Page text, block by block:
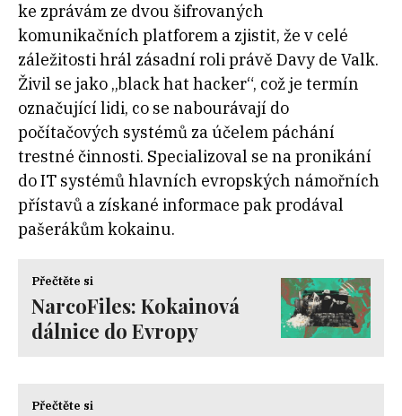
ke zprávám ze dvou šifrovaných
komunikačních platforem a zjistit, že v celé
záležitosti hrál zásadní roli právě Davy de Valk.
Živil se jako „black hat hacker“, což je termín
označující lidi, co se nabourávají do
počítačových systémů za účelem páchání
trestné činnosti. Specializoval se na pronikání
do IT systémů hlavních evropských námořních
přístavů a získané informace pak prodával
pašerákům kokainu.
Přečtěte si
NarcoFiles: Kokainová
dálnice do Evropy
Přečtěte si